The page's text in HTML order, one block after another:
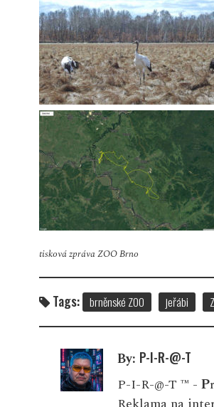
tisková zpráva ZOO Brno
Tags: brněnské ZOO jeřábi
By: P-I-R-@-T
P-I-R-@-T ™ - P